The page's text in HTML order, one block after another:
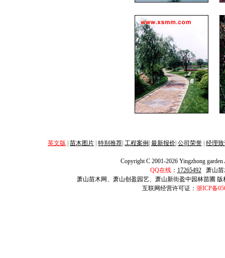
英文版 苗木图片 特别推荐 工程案例 最新报价 公司荣誉 经理
Copyright C 2001-2026 Yingzhong garden
QQ在线： 17265492
萧山
萧山苗木网、萧山创盈园艺、萧山新街盈中园林苗圃 版
互联网经营许可证： 浙ICP备